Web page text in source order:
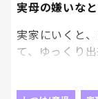
一通りぺちゃ
実母の嫌いな
実家にいくと
て、ゆっくり